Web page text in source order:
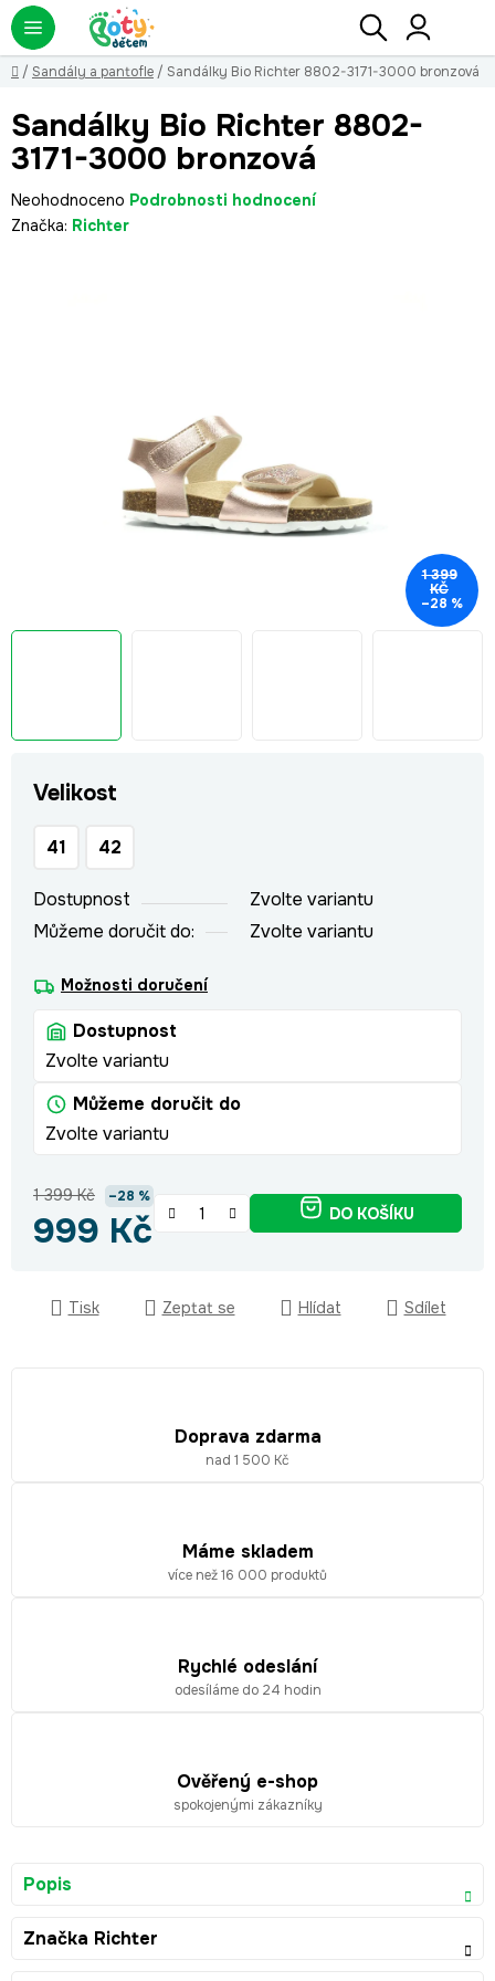
Přejít
na
obsah
Hledat
Domů
/ Sandály a pantofle / Sandálky Bio Richter 8802-3171-3000 bronzová
Velikost
41 42
Dostupnost
Zvolte variantu
Můžeme doručit do:
Zvolte variantu
Možnosti doručení
Dostupnost
Zvolte variantu
Můžeme doručit do
Zvolte variantu
1 399 Kč –28 %
999 Kč DO KOŠÍKU
Tisk Zeptat se Hlídat Sdílet
Sandálky Bio Richter 8802-
3171-3000 bronzová
Průměrné
hodnocení
Neohodnoceno Podrobnosti hodnocení
Značka: Richter
1 399
KČ
–28 %
Doprava zdarma
nad 1 500 Kč
Máme skladem
více než 16 000 produktů
Rychlé odeslání
odesíláme do 24 hodin
Ověřený e-shop
spokojenými zákazníky
Popis
Značka Richter